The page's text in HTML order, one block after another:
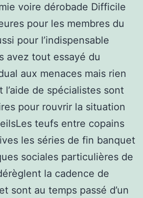
voire dérobade Difficile
pour les membres du
pour l’indispensable
avez tout essayé du
aux menaces mais rien
l’aide de spécialistes sont
pour rouvrir la situation
teufs entre copains
les séries de fin banquet
sociales particulières de
la cadence de
sont au temps passé d’un